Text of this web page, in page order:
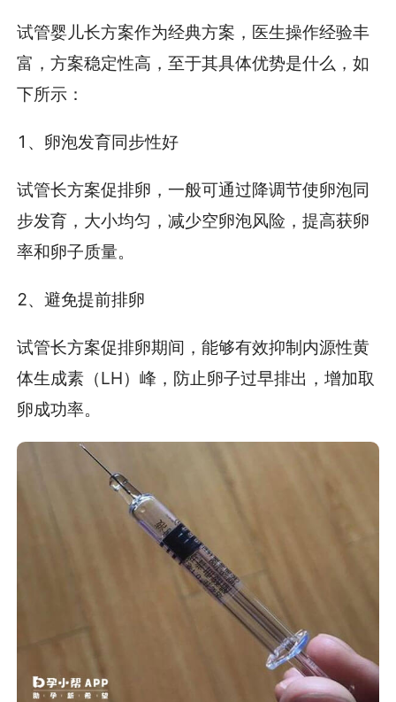
试管婴儿长方案作为经典方案，医生操作经验丰
富，方案稳定性高，至于其具体优势是什么，如
下所示：
1、卵泡发育同步性好
试管长方案促排卵，一般可通过降调节使卵泡同
步发育，大小均匀，减少空卵泡风险，提高获卵
率和卵子质量。
2、避免提前排卵
试管长方案促排卵期间，能够有效抑制内源性黄
体生成素（LH）峰，防止卵子过早排出，增加取
卵成功率。